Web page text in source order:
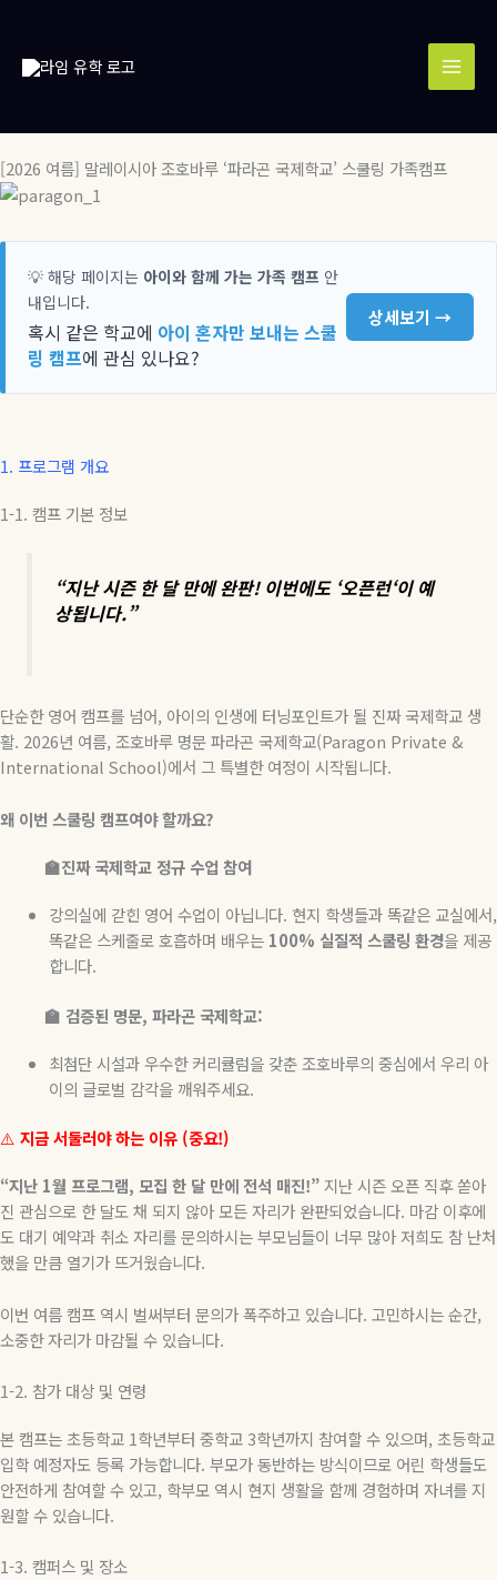
너
뛰
기
[2026 여름] 말레이시아 조호바루 ‘파라곤 국제학교’ 스쿨링 가족캠프
💡 해당 페이지는 아이와 함께 가는 가족 캠프 안
내입니다.
혹시 같은 학교에 아이 혼자만 보내는 스쿨
링 캠프에 관심 있나요?
상세보기 →
1. 프로그램 개요
1-1. 캠프 기본 정보
“지난 시즌 한 달 만에 완판! 이번에도‘오픈런‘이 예
상됩니다.”
단순한 영어 캠프를 넘어, 아이의 인생에 터닝포인트가 될 진짜국제학교 생
활. 2026년 여름, 조호바루 명문파라곤 국제학교(Paragon Private &
International School)에서 그 특별한 여정이 시작됩니다.
왜 이번 스쿨링 캠프여야할까요?
🏫진짜 국제학교정규 수업 참여
강의실에 갇힌 영어 수업이 아닙니다. 현지 학생들과 똑같은 교실에서,
똑같은 스케줄로 호흡하며 배우는 100% 실질적 스쿨링 환경을 제공
합니다.
🏫 검증된 명문, 파라곤 국제학교:
최첨단 시설과 우수한 커리큘럼을 갖춘 조호바루의 중심에서 우리 아
이의 글로벌 감각을 깨워주세요.
⚠️ 지금서둘러야하는 이유 (중요!)
“지난 1월 프로그램, 모집 한 달 만에전석 매진!”지난 시즌 오픈 직후 쏟아
진 관심으로 한 달도 채 되지 않아 모든 자리가 완판되었습니다. 마감 이후에
도 대기 예약과 취소 자리를 문의하시는 부모님들이 너무 많아 저희도 참 난처
했을 만큼 열기가 뜨거웠습니다.
이번 여름 캠프 역시 벌써부터 문의가 폭주하고 있습니다. 고민하시는 순간,
소중한 자리가 마감될 수 있습니다.
1-2. 참가 대상 및 연령
본 캠프는 초등학교 1학년부터 중학교3학년까지 참여할 수 있으며, 초등학교
입학 예정자도 등록 가능합니다. 부모가 동반하는 방식이므로 어린 학생들도
안전하게 참여할 수 있고, 학부모 역시 현지 생활을 함께 경험하며 자녀를 지
원할 수 있습니다.
1-3. 캠퍼스 및 장소